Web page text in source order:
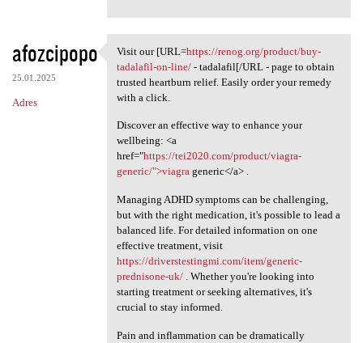
afozcipopo
25.01.2025
Adres
Visit our [URL=https://renog
Visit our [URL=https://renog.org/product/buy-
tadalafil-on-line/- tadalafil[/URL - page to obtain
trusted heartburn relief. Easily order your remedy
with a click.
Discover an effective way to enhance your
wellbeing: <a
href="https://tei2020.com/product/viagra-
generic/">viagrageneric</a> .
Managing ADHD symptoms can be challenging,
but with the right medication, it's possible to lead a
balanced life. For detailed information on one
effective treatment, visit
https://driverstestingmi.com/item/generic-
prednisone-uk/. Whether you're looking into
starting treatment or seeking alternatives, it's
crucial to stay informed.
Pain and inflammation can be dramatically